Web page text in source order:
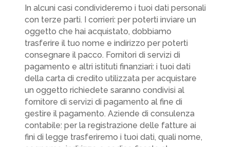
In alcuni casi condivideremo i tuoi dati personali
con terze parti. I corrieri: per poterti inviare un
oggetto che hai acquistato, dobbiamo
trasferire il tuo nome e indirizzo per poterti
consegnare il pacco. Fornitori di servizi di
pagamento e altri istituti finanziari: i tuoi dati
della carta di credito utilizzata per acquistare
un oggetto richiedete saranno condivisi al
fornitore di servizi di pagamento al fine di
gestire il pagamento. Aziende di consulenza
contabile: per la registrazione delle fatture ai
fini di legge trasferiremo i tuoi dati, quali nome,